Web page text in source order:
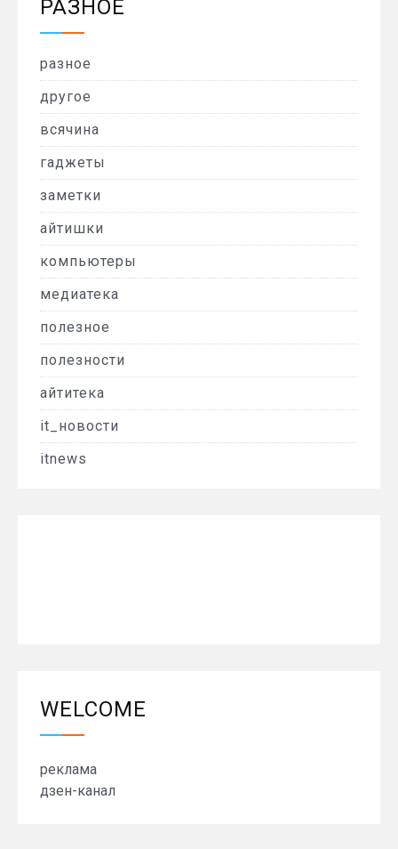
РАЗНОЕ
разное
другое
всячина
гаджеты
заметки
айтишки
компьютеры
медиатека
полезное
полезности
айтитека
it_новости
itnews
WELCOME
реклама
дзен-канал